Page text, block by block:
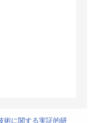
術に関する実証的研